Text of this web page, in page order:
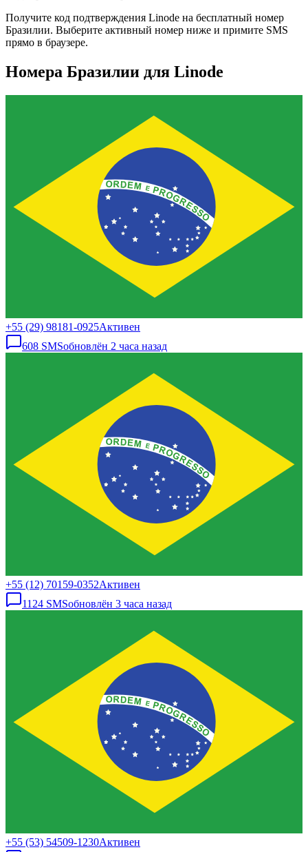
Получите код подтверждения Linode на бесплатный номер
Бразилии. Выберите активный номер ниже и примите SMS
прямо в браузере.
Номера Бразилии для Linode
+55 (29) 98181-0925Активен
608 SMSобновлён 2 часа назад
+55 (12) 70159-0352Активен
1124 SMSобновлён 3 часа назад
+55 (53) 54509-1230Активен